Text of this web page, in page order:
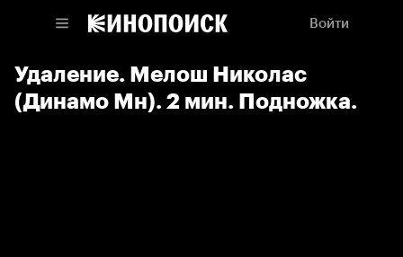
Войти
Удаление. Мелош Николас
(Динамо Мн). 2 мин. Подножка.